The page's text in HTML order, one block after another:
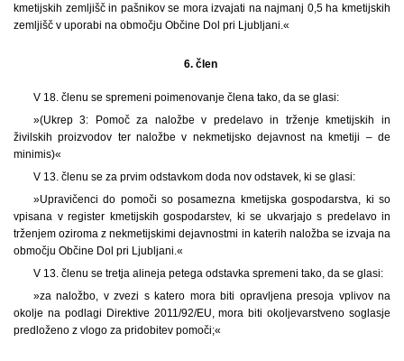
kmetijskih zemljišč in pašnikov se mora izvajati na najmanj 0,5 ha kmetijskih
zemljišč v uporabi na območju Občine Dol pri Ljubljani.«
6. člen
V 18. členu se spremeni poimenovanje člena tako, da se glasi:
»(Ukrep 3: Pomoč za naložbe v predelavo in trženje kmetijskih in
živilskih proizvodov ter naložbe v nekmetijsko dejavnost na kmetiji – de
minimis)«
V 13. členu se za prvim odstavkom doda nov odstavek, ki se glasi:
»Upravičenci do pomoči so posamezna kmetijska gospodarstva, ki so
vpisana v register kmetijskih gospodarstev, ki se ukvarjajo s predelavo in
trženjem oziroma z nekmetijskimi dejavnostmi in katerih naložba se izvaja na
območju Občine Dol pri Ljubljani.«
V 13. členu se tretja alineja petega odstavka spremeni tako, da se glasi:
»za naložbo, v zvezi s katero mora biti opravljena presoja vplivov na
okolje na podlagi Direktive 2011/92/EU, mora biti okoljevarstveno soglasje
predloženo z vlogo za pridobitev pomoči;«